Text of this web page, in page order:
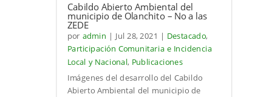
Cabildo Abierto Ambiental del
municipio de Olanchito – No a las
ZEDE
por admin | Jul 28, 2021 | Destacado,
Participación Comunitaria e Incidencia
Local y Nacional, Publicaciones
Imágenes del desarrollo del Cabildo
Abierto Ambiental del municipio de